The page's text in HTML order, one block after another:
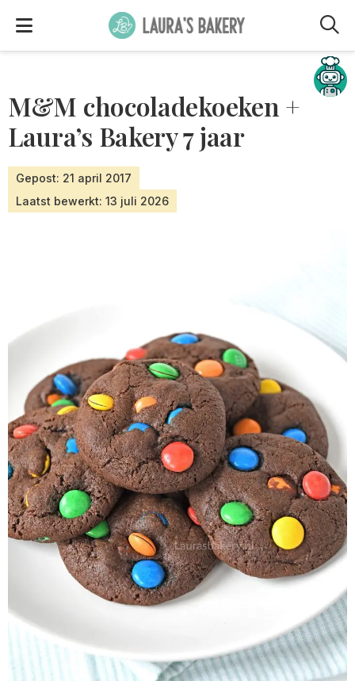
M&M chocoladekoeken +
Laura’s Bakery 7 jaar
Gepost: 21 april 2017
Laatst bewerkt: 13 juli 2026